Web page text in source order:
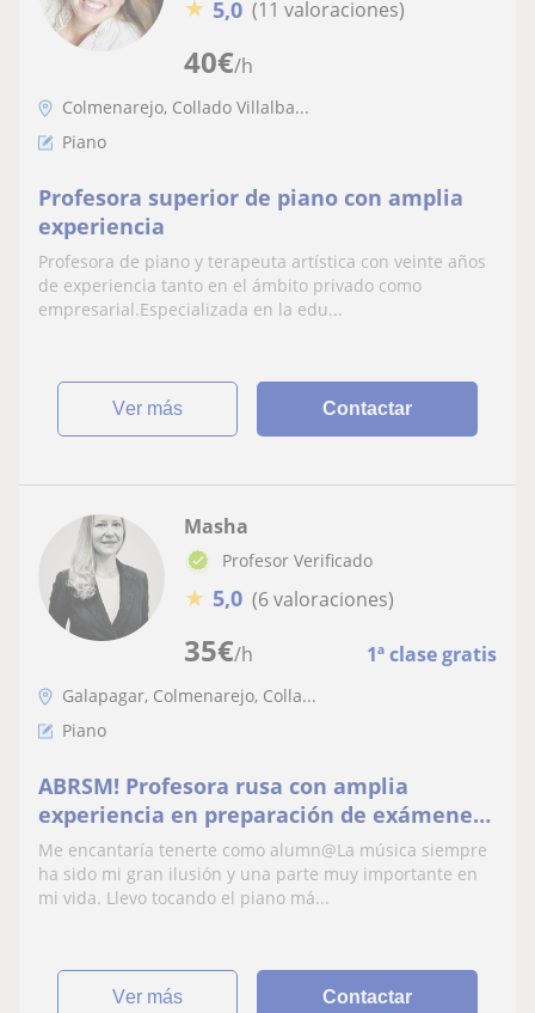
40€/h
★ 5,0 (11 valoraciones)
Colmenarejo, Collado Villalba...
Piano
Profesora superior de piano con amplia
experiencia
Profesora de piano y terapeuta artística con veinte años
de experiencia tanto en el ámbito privado como
empresarial.Especializada en la edu...
ver más Contactar
35€/h 1ª clase gratis
Masha
Profesor Verificado
★ 5,0 (6 valoraciones)
Galapagar, Colmenarejo, Colla...
Piano
ABRSM! Profesora rusa con amplia
experiencia en preparación de exámenes
desde nivel 0
Me encantaría tenerte como alumn@La música siempre
ha sido mi gran ilusión y una parte muy importante en
mi vida. Llevo tocando el piano má...
ver más Contactar